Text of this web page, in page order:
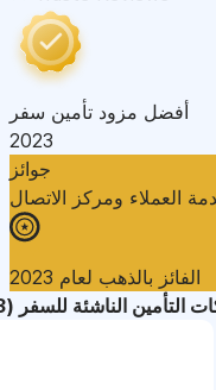
أفضل مزود تأمين سفر
2023
جوائز
العملاء ومركز الاتصال
الفائز بالذهب لعام 2023
الناشئة للسفر (2023)